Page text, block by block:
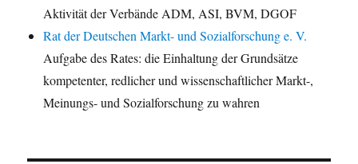
Aktivität der Verbände ADM, ASI, BVM, DGOF
Rat der Deutschen Markt- und Sozialforschung e. V.
Aufgabe des Rates: die Einhaltung der Grundsätze
kompetenter, redlicher und wissenschaftlicher Markt-,
Meinungs- und Sozialforschung zu wahren